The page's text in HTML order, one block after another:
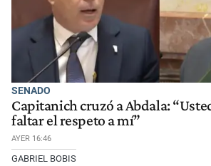
SENADO
Capitanich cruzó a Abdala:
faltar el respeto a mí”
AYER 16:46
GABRIEL BOBIS